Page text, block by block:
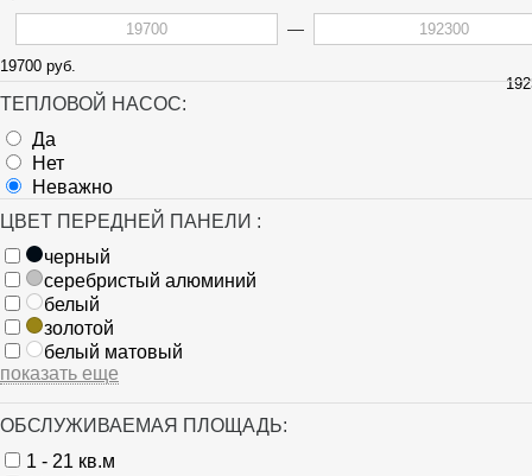
—
19700 руб.
ТЕПЛОВОЙ НАСОС:
Да
Нет
Неважно
ЦВЕТ ПЕРЕДНЕЙ ПАНЕЛИ :
черный
серебристый алюминий
белый
золотой
белый матовый
показать еще
ОБСЛУЖИВАЕМАЯ ПЛОЩАДЬ:
1 - 21 кв.м